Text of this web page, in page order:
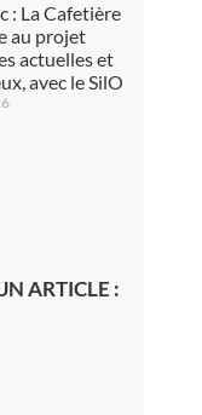
: La Cafetière
au projet
actuelles et
avec le SilO
ARTICLE :